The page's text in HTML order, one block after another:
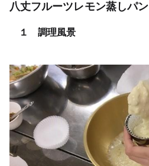
八丈フルーツレモン蒸しパン
１ 調理風景